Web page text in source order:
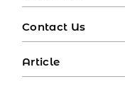
Contact Us
Article